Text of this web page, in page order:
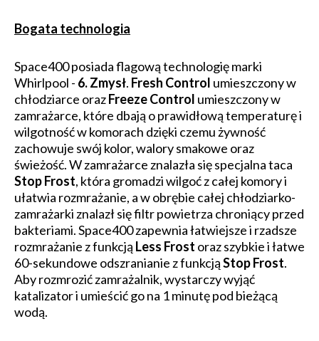
Bogata technologia
Space400 posiada flagową technologię marki
Whirlpool - 6. Zmysł. Fresh Control umieszczony w
chłodziarce orazFreeze Control umieszczony w
zamrażarce, które dbają o prawidłową temperaturę i
wilgotność w komorach dzięki czemu żywność
zachowuje swój kolor, walory smakowe oraz
świeżość. W zamrażarce znalazła się specjalna taca
Stop Frost, która gromadzi wilgoć z całej komory i
ułatwia rozmrażanie, a w obrębie całej chłodziarko-
zamrażarki znalazł się filtr powietrza chroniący przed
bakteriami. Space400 zapewnia łatwiejsze i rzadsze
rozmrażanie z funkcją Less Frost oraz szybkie i łatwe
60-sekundowe odszranianie z funkcjąStop Frost.
Aby rozmrozić zamrażalnik, wystarczy wyjąć
katalizator i umieścić go na 1 minutę pod bieżącą
wodą.